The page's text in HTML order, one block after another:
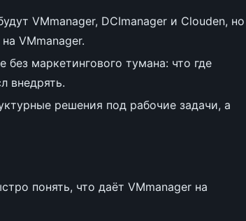
VMmanager, DCImanager и Clouden, но
VMmanager.
маркетингового тумана: что где
внедрять.
решения под рабочие задачи, а
понять, что даёт VMmanager на